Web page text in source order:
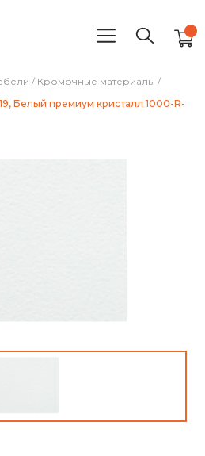
/ Кромочные материалы /
Белый премиум кристалл 1000-R-